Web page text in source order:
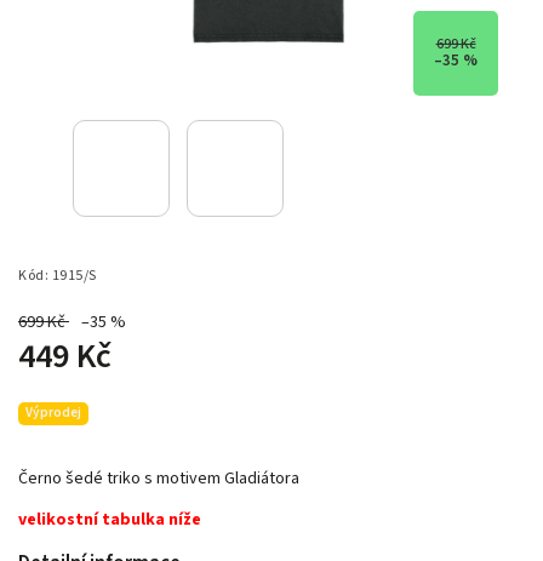
699 Kč
–35 %
Kód: 1915/S
699 Kč –35 %
449 Kč
Černo šedé triko s motivem Gladiátora
velikostní tabulka níže
Výprodej